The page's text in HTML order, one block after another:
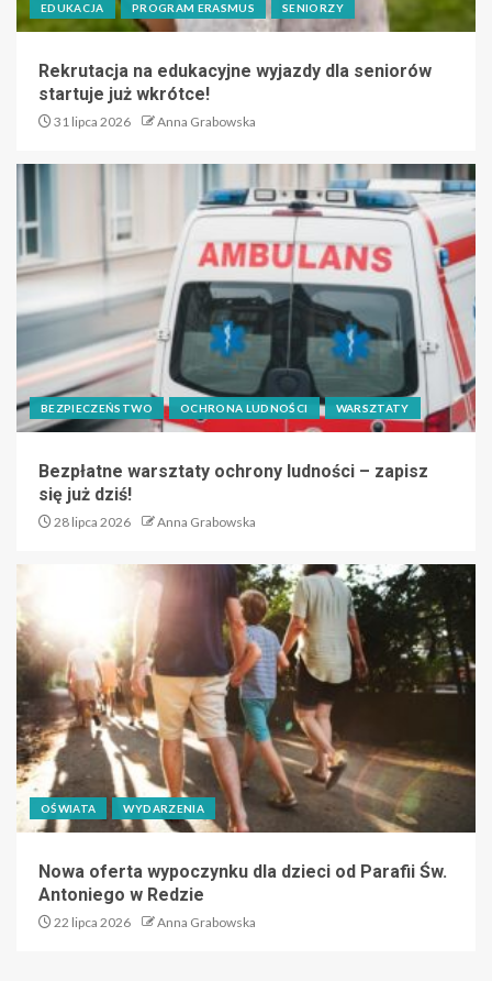
EDUKACJA PROGRAM ERASMUS SENIORZY
Rekrutacja na edukacyjne wyjazdy dla seniorów
startuje już wkrótce!
31 lipca 2026 Anna Grabowska
BEZPIECZEŃSTWO OCHRONA LUDNOŚCI WARSZTATY
Bezpłatne warsztaty ochrony ludności – zapisz
się już dziś!
28 lipca 2026 Anna Grabowska
OŚWIATA WYDARZENIA
Nowa oferta wypoczynku dla dzieci od Parafii Św.
Antoniego w Redzie
22 lipca 2026 Anna Grabowska